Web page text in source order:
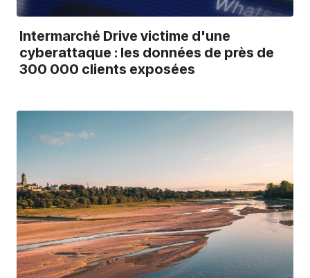
Intermarché Drive victime d'une
cyberattaque : les données de près de
300 000 clients exposées